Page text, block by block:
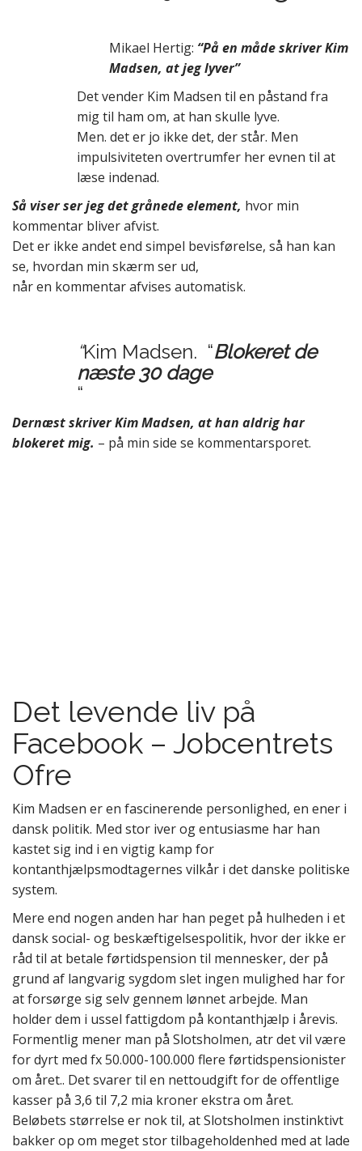
Mikael Hertig: “På en måde skriver Kim
Madsen, at jeg lyver”
Det vender Kim Madsen til en påstand fra
mig til ham om, at han skulle lyve.
Men. det er jo ikke det, der står. Men
impulsiviteten overtrumfer her evnen til at
læse indenad.
Så viser ser jeg det grånede element, hvor min
kommentar bliver afvist.
Det er ikke andet end simpel bevisførelse, så han kan
se, hvordan min skærm ser ud,
når en kommentar afvises automatisk.
“Kim Madsen. “Blokeret de
næste 30 dage
“
Dernæst skriver Kim Madsen, at han aldrig har
blokeret mig. – på min side se kommentarsporet.
Det levende liv på
Facebook – Jobcentrets
Ofre
Kim Madsen er en fascinerende personlighed, en ener i
dansk politik. Med stor iver og entusiasme har han
kastet sig ind i en vigtig kamp for
kontanthjælpsmodtagernes vilkår i det danske politiske
system.
Mere end nogen anden har han peget på hulheden i et
dansk social- og beskæftigelsespolitik, hvor der ikke er
råd til at betale førtidspension til mennesker, der på
grund af langvarig sygdom slet ingen mulighed har for
at forsørge sig selv gennem lønnet arbejde. Man
holder dem i ussel fattigdom på kontanthjælp i årevis.
Formentlig mener man på Slotsholmen, atr det vil være
for dyrt med fx 50.000-100.000 flere førtidspensionister
om året.. Det svarer til en nettoudgift for de offentlige
kasser på 3,6 til 7,2 mia kroner ekstra om året.
Beløbets størrelse er nok til, at Slotsholmen instinktivt
bakker op om meget stor tilbageholdenhed med at lade